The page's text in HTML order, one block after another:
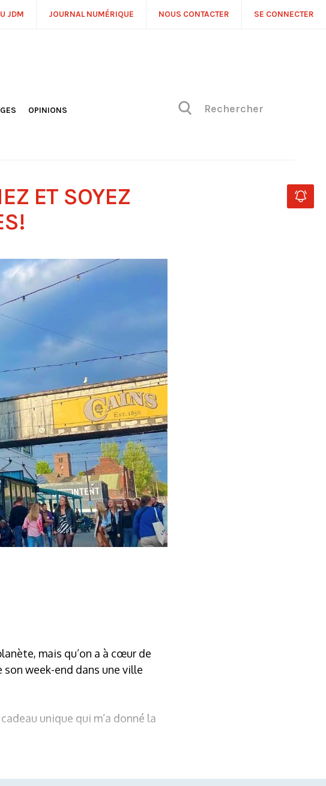
JDM JOURNAL NUMÉRIQUE NOUS CONTACTER SE CONNECTER
OPINIONS
ET SOYEZ
mais qu’on a à cœur de
week-end dans une ville
unique qui m’a donné la